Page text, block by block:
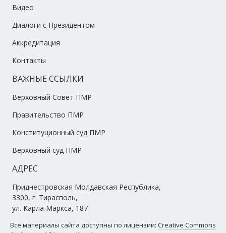
Видео
Диалоги с Президентом
Аккредитация
Контакты
ВАЖНЫЕ ССЫЛКИ
Верховный Совет ПМР
Правительство ПМР
Конституционный суд ПМР
Верховный суд ПМР
АДРЕС
Приднестровская Молдавская Республика,
3300, г. Тирасполь,
ул. Карла Маркса, 187
Все материалы сайта доступны по лицензии: Creative Commons